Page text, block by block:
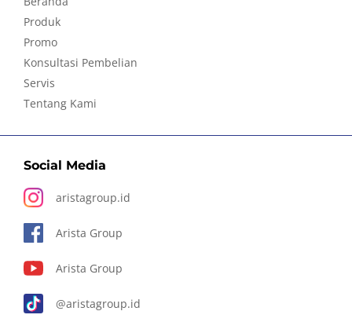
Produk
Promo
Konsultasi Pembelian
Servis
Tentang Kami
Social Media
aristagroup.id
Arista Group
Arista Group
@aristagroup.id